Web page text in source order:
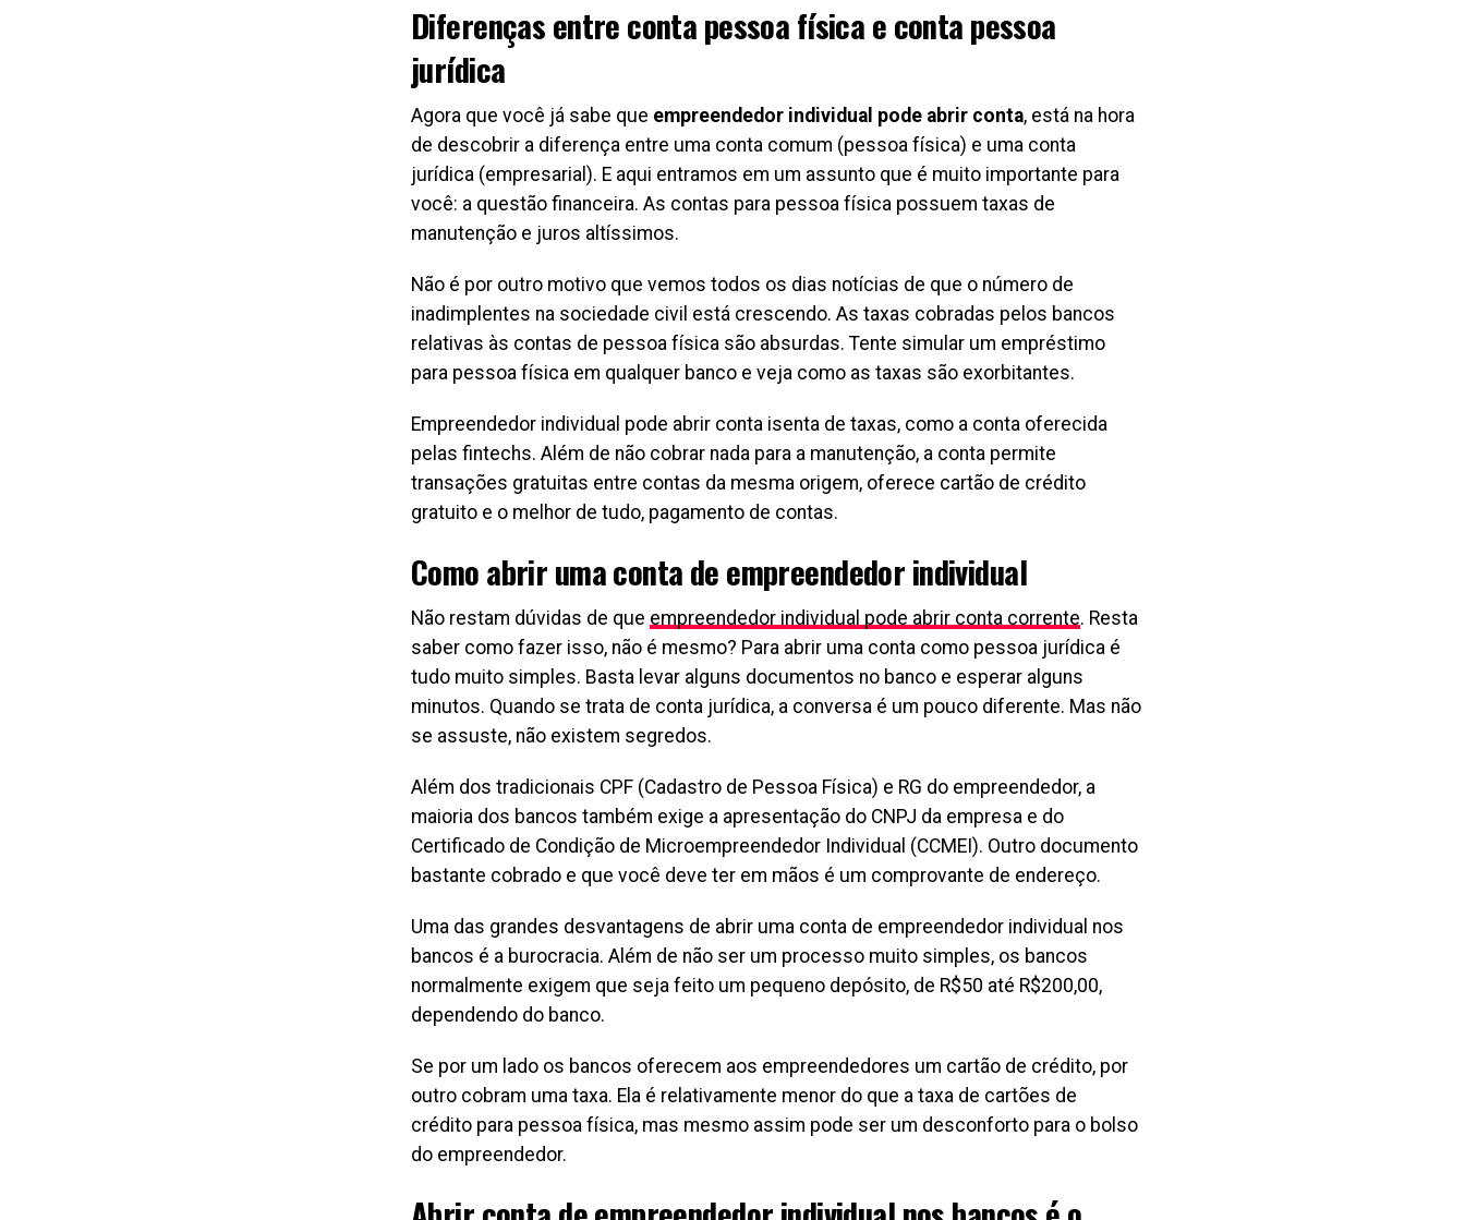
Diferenças entre conta pessoa física e conta pessoa
jurídica
Agora que você já sabe que empreendedor individual pode abrir conta, está na hora
de descobrir a diferença entre uma conta comum (pessoa física) e uma conta
jurídica (empresarial). E aqui entramos em um assunto que é muito importante para
você: a questão financeira. As contas para pessoa física possuem taxas de
manutenção e juros altíssimos.
Não é por outro motivo que vemos todos os dias notícias de que o número de
inadimplentes na sociedade civil está crescendo. As taxas cobradas pelos bancos
relativas às contas de pessoa física são absurdas. Tente simular um empréstimo
para pessoa física em qualquer banco e veja como as taxas são exorbitantes.
Empreendedor individual pode abrir conta isenta de taxas, como a conta oferecida
pelas fintechs. Além de não cobrar nada para a manutenção, a conta permite
transações gratuitas entre contas da mesma origem, oferece cartão de crédito
gratuito e o melhor de tudo, pagamento de contas.
Como abrir uma conta de empreendedor individual
Não restam dúvidas de que empreendedor individual pode abrir conta corrente. Resta
saber como fazer isso, não é mesmo? Para abrir uma conta como pessoa jurídica é
tudo muito simples. Basta levar alguns documentos no banco e esperar alguns
minutos. Quando se trata de conta jurídica, a conversa é um pouco diferente. Mas não
se assuste, não existem segredos.
Além dos tradicionais CPF (Cadastro de Pessoa Física) e RG do empreendedor, a
maioria dos bancos também exige a apresentação do CNPJ da empresa e do
Certificado de Condição de Microempreendedor Individual (CCMEI). Outro documento
bastante cobrado e que você deve ter em mãos é um comprovante de endereço.
Uma das grandes desvantagens de abrir uma conta de empreendedor individual nos
bancos é a burocracia. Além de não ser um processo muito simples, os bancos
normalmente exigem que seja feito um pequeno depósito, de R$50 até R$200,00,
dependendo do banco.
Se por um lado os bancos oferecem aos empreendedores um cartão de crédito, por
outro cobram uma taxa. Ela é relativamente menor do que a taxa de cartões de
crédito para pessoa física, mas mesmo assim pode ser um desconforto para o bolso
do empreendedor.